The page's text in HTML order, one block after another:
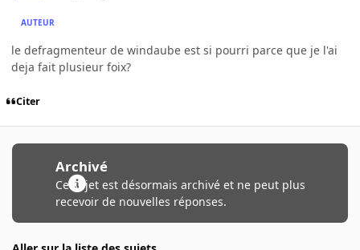
AUTEUR
le defragmenteur de windaube est si pourri parce que je l'ai
deja fait plusieur foix?
Citer
Archivé
Ce sujet est désormais archivé et ne peut plus
recevoir de nouvelles réponses.